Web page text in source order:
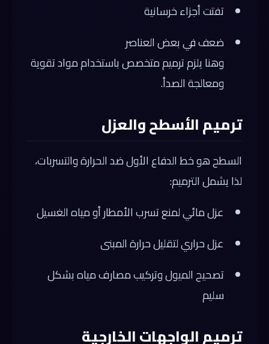
تفتت أجزاء خرسانية
ضعف في بعض العناصر
وهنا يلزم ترميم متخصص باستخدام مواد تقوية
ومعالجة الصدأ.
ترميم الأسطح والعزل
السطح هو خط الدفاع الأول ضد الحرارة والتسربات،
لذا يشمل الترميم:
عزل مائي لمنع تسرب الأمطار أو مياه الغسيل
عزل حراري لتقليل حرارة المبنى
تصحيح الميول وتركيب مصارف مياه بشكل
سليم
ترميم الواجهات الخارجية